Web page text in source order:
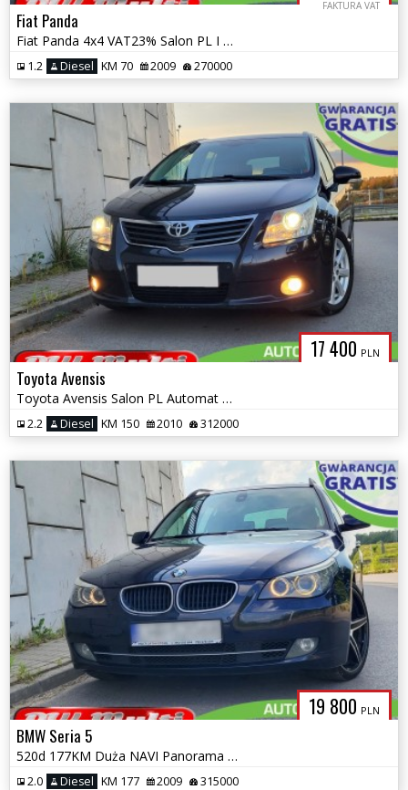
FAKTURA VAT
Fiat Panda
Fiat Panda 4x4 VAT23% Salon PL I właściciel ZAMIANA GWARANCJA!
1.2 Diesel KM 70 2009 270000
17 400 PLN
Toyota Avensis
Toyota Avensis Salon PL Automat Xenon Kyless GO ZAMIANA GWARANCJA!
2.2 Diesel KM 150 2010 312000
19 800 PLN
BMW Seria 5
520d 177KM Duża NAVI Panorama BiXenon Automat ZAMIANA GWARANCJA!
2.0 Diesel KM 177 2009 315000